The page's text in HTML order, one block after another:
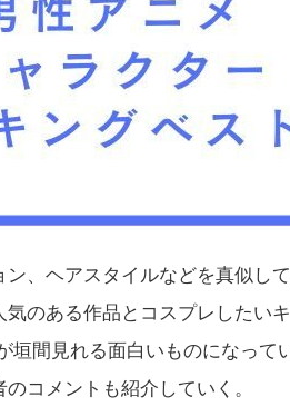
、ヘアスタイルなどを真似し
のある作品とコスプレしたい
垣間見れる面白いものになって
コメントも紹介していく。